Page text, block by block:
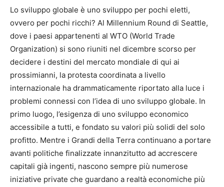
Lo sviluppo globale è uno sviluppo per pochi eletti,
ovvero per pochi ricchi? Al Millennium Round di Seattle,
dove i paesi appartenenti al WTO (World Trade
Organization) si sono riuniti nel dicembre scorso per
decidere i destini del mercato mondiale di qui ai
prossimianni, la protesta coordinata a livello
internazionale ha drammaticamente riportato alla luce i
problemi connessi con l’idea di uno sviluppo globale. In
primo luogo, l’esigenza di uno sviluppo economico
accessibile a tutti, e fondato su valori più solidi del solo
profitto. Mentre i Grandi della Terra continuano a portare
avanti politiche finalizzate innanzitutto ad accrescere
capitali già ingenti, nascono sempre più numerose
iniziative private che guardano a realtà economiche più